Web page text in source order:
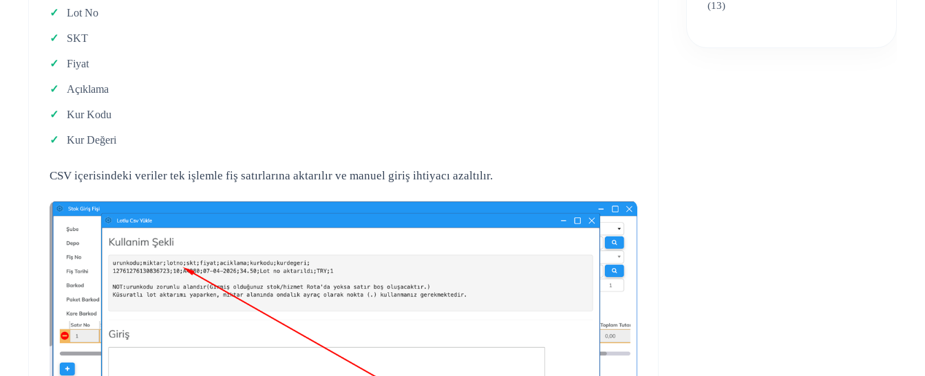
Lot No
SKT
Fiyat
Açıklama
Kur Kodu
Kur Değeri
CSV içerisindeki veriler tek işlemle fiş satırlarına aktarılır ve manuel giriş ihtiyacı azaltılır.
(13)